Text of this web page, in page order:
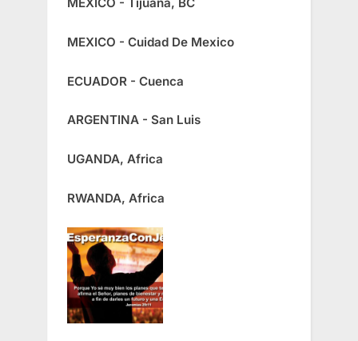
MEXICO - Cuidad De Mexico
ECUADOR - Cuenca
ARGENTINA - San Luis
UGANDA, Africa
RWANDA, Africa